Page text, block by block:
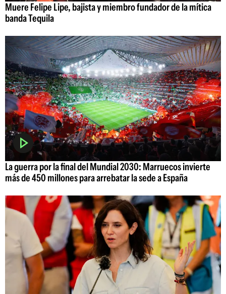
Muere Felipe Lipe, bajista y miembro fundador de la mítica
banda Tequila
La guerra por la final del Mundial 2030: Marruecos invierte
más de 450 millones para arrebatar la sede a España